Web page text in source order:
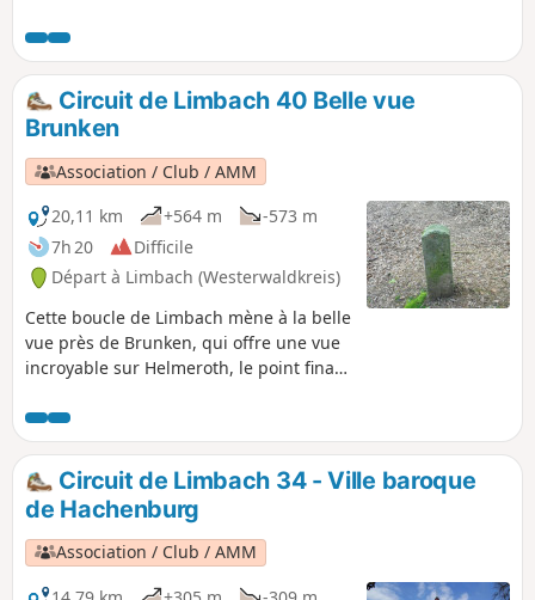
Circuit de Limbach 40 Belle vue
Brunken
Association / Club / AMM
20,11 km
+564 m
-573 m
7h 20
Difficile
Départ à Limbach (Westerwaldkreis)
Cette boucle de Limbach mène à la belle
vue près de Brunken, qui offre une vue
incroyable sur Helmeroth, le point final
le dernier tronçon de la Große Nister,
avant que celle-ci ne se jette dans la
Sieg à Wissen.
Circuit de Limbach 34 - Ville baroque
de Hachenburg
Association / Club / AMM